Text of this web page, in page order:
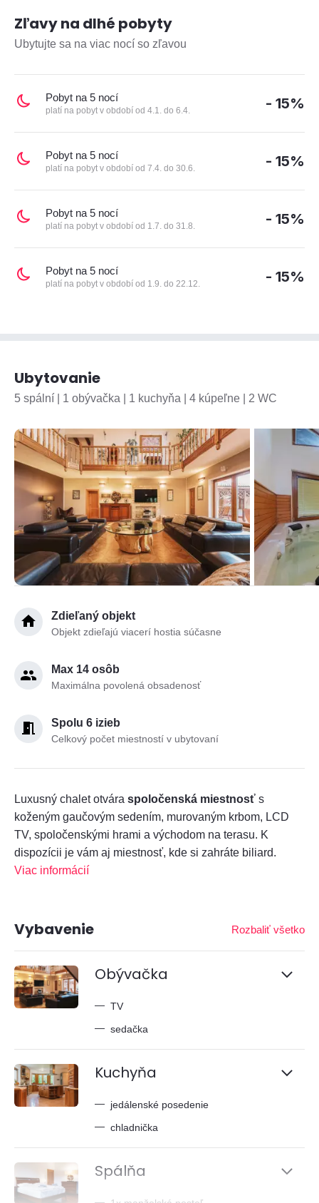
Zľavy na dlhé pobyty
Ubytujte sa na viac nocí so zľavou
Pobyt na 5 nocí
platí na pobyt v období od 4.1. do 6.4. - 15%
Pobyt na 5 nocí
platí na pobyt v období od 7.4. do 30.6. - 15%
Pobyt na 5 nocí
platí na pobyt v období od 1.7. do 31.8. - 15%
Pobyt na 5 nocí
platí na pobyt v období od 1.9. do 22.12. - 15%
Ubytovanie
5 spální | 1 obývačka | 1 kuchyňa | 4 kúpeľne | 2 WC
Zdieľaný objekt
Objekt zdieľajú viacerí hostia súčasne
Max 14 osôb
Maximálna povolená obsadenosť
Spolu 6 izieb
Celkový počet miestností v ubytovaní
Luxusný chalet otvára spoločenská miestnosť s
koženým gaučovým sedením, murovaným krbom, LCD
TV, spoločenskými hrami a východom na terasu. K
dispozícii je vám aj miestnosť, kde si zahráte biliard.
Viac informácií
Vybavenie Rozbaliť všetko
Obývačka
— TV
— sedačka
Kuchyňa
— jedálenské posedenie
— chladnička
Spálňa